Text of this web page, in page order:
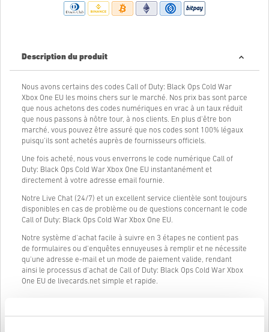
Description du produit
Nous avons certains des codes Call of Duty: Black Ops Cold War
Xbox One EU les moins chers sur le marché. Nos prix bas sont parce
que nous achetons des codes numériques en vrac à un taux réduit
que nous passons à nôtre tour, à nos clients. En plus d'être bon
marché, vous pouvez être assuré que nos codes sont 100% légaux
puisqu'ils sont achetés auprès de fournisseurs officiels.
Une fois acheté, nous vous enverrons le code numérique Call of
Duty: Black Ops Cold War Xbox One EU instantanément et
directement à votre adresse email fournie.
Notre Live Chat (24/7) et un excellent service clientèle sont toujours
disponibles en cas de problème ou de questions concernant le code
Call of Duty: Black Ops Cold War Xbox One EU.
Notre système d'achat facile à suivre en 3 étapes ne contient pas
de formulaires ou d'enquêtes ennuyeuses à remplir et ne nécessite
qu'une adresse e-mail et un mode de paiement valide, rendant
ainsi le processus d'achat de Call of Duty: Black Ops Cold War Xbox
One EU de livecards.net simple et rapide.